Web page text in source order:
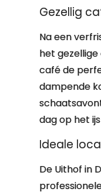
Gezellig
Na een
het
café de
dampende
dag op het
Ideale
De Uithof in